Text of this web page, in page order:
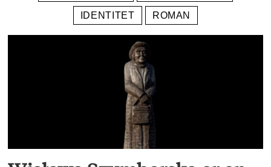
IDENTITET ROMAN